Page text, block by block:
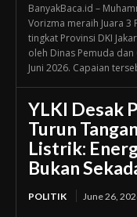
BanyakBaca.id –
Vorizma meraih Juara
tingkat Provinsi DKI
oleh Dinas Pemuda
Juni 2026. Capaian
YLKI Desak
Turun
Listrik:
Bukan
POLITIK June 26,